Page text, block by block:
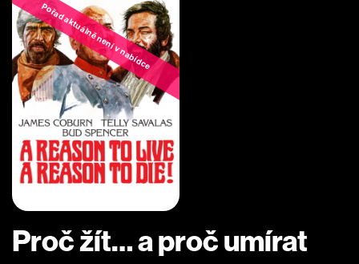
Pořad aktuálně není v nabídce
Proč žít… a proč umírat